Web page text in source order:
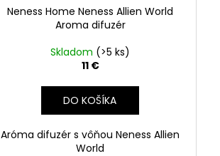
Neness Home Neness Allien World
Aroma difuzér
Skladom (>5 ks)
11 €
DO KOŠÍKA
Aróma difuzér s vôňou Neness Allien
World